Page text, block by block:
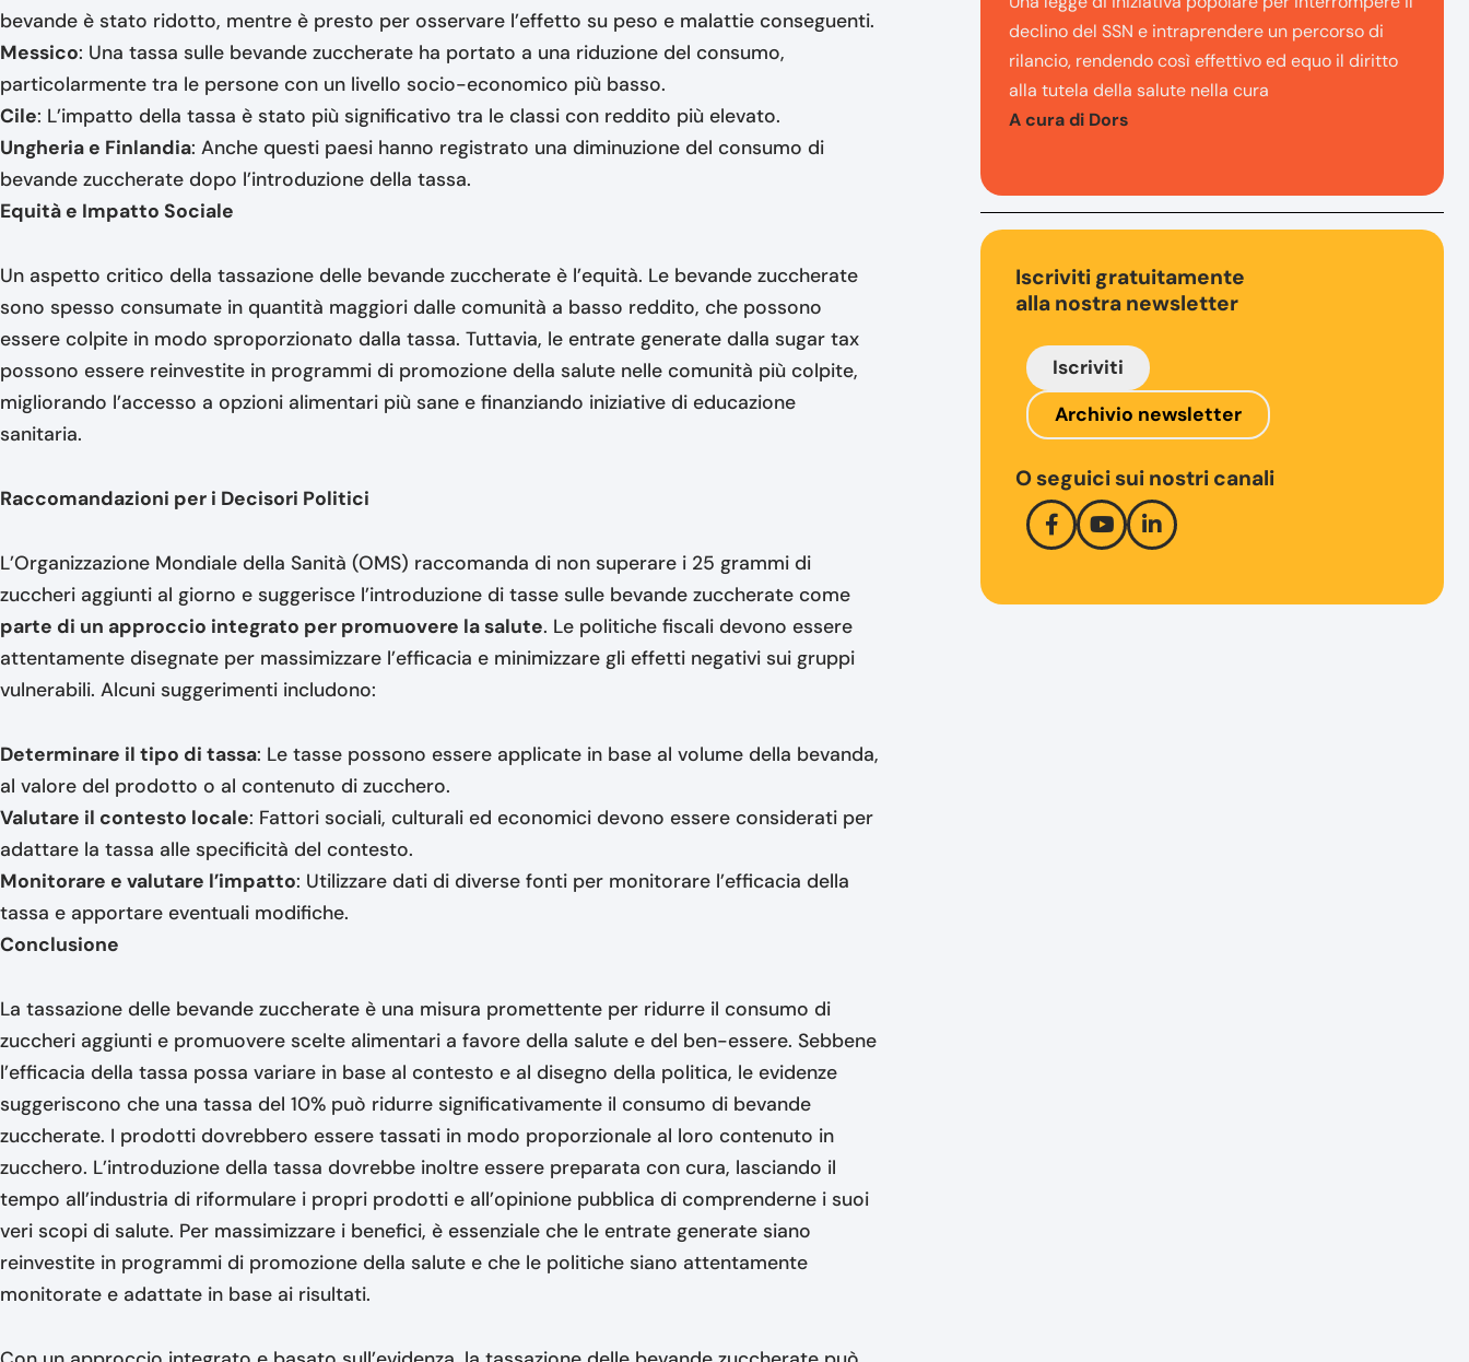
bevande è stato ridotto, mentre è presto per osservare l’effetto su peso e malattie conseguenti.
Messico: Una tassa sulle bevande zuccherate ha portato a una riduzione del consumo,
particolarmente tra le persone con un livello socio-economico più basso.
Cile: L’impatto della tassa è stato più significativo tra le classi con reddito più elevato.
Ungheria e Finlandia: Anche questi paesi hanno registrato una diminuzione del consumo di
bevande zuccherate dopo l’introduzione della tassa.
Equità e Impatto Sociale
Un aspetto critico della tassazione delle bevande zuccherate è l’equità. Le bevande zuccherate
sono spesso consumate in quantità maggiori dalle comunità a basso reddito, che possono
essere colpite in modo sproporzionato dalla tassa. Tuttavia, le entrate generate dalla sugar tax
possono essere reinvestite in programmi di promozione della salute nelle comunità più colpite,
migliorando l’accesso a opzioni alimentari più sane e finanziando iniziative di educazione
sanitaria.
Raccomandazioni per i Decisori Politici
L’Organizzazione Mondiale della Sanità (OMS) raccomanda di non superare i 25 grammi di
zuccheri aggiunti al giorno e suggerisce l’introduzione di tasse sulle bevande zuccherate come
parte di un approccio integrato per promuovere la salute. Le politiche fiscali devono essere
attentamente disegnate per massimizzare l’efficacia e minimizzare gli effetti negativi sui gruppi
vulnerabili. Alcuni suggerimenti includono:
Determinare il tipo di tassa: Le tasse possono essere applicate in base al volume della bevanda,
al valore del prodotto o al contenuto di zucchero.
Valutare il contesto locale: Fattori sociali, culturali ed economici devono essere considerati per
adattare la tassa alle specificità del contesto.
Monitorare e valutare l’impatto: Utilizzare dati di diverse fonti per monitorare l’efficacia della
tassa e apportare eventuali modifiche.
Conclusione
La tassazione delle bevande zuccherate è una misura promettente per ridurre il consumo di
zuccheri aggiunti e promuovere scelte alimentari a favore della salute e del ben-essere. Sebbene
l’efficacia della tassa possa variare in base al contesto e al disegno della politica, le evidenze
suggeriscono che una tassa del 10% può ridurre significativamente il consumo di bevande
zuccherate. I prodotti dovrebbero essere tassati in modo proporzionale al loro contenuto in
zucchero. L’introduzione della tassa dovrebbe inoltre essere preparata con cura, lasciando il
tempo all’industria di riformulare i propri prodotti e all’opinione pubblica di comprenderne i suoi
veri scopi di salute. Per massimizzare i benefici, è essenziale che le entrate generate siano
reinvestite in programmi di promozione della salute e che le politiche siano attentamente
monitorate e adattate in base ai risultati.
declino del SSN e intraprendere un percorso di
rilancio, rendendo così effettivo ed equo il diritto
alla tutela della salute nella cura
A cura di Dors
Iscriviti gratuitamente
alla nostra newsletter
Iscriviti
Archivio newsletter
O seguici sui nostri canali